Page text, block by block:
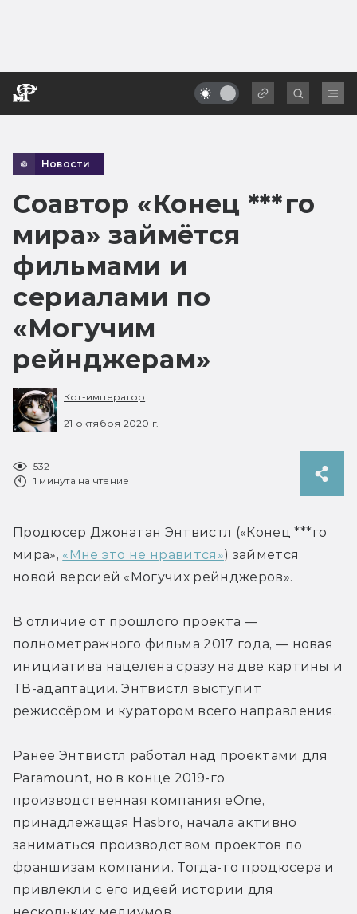
Новости
Соавтор «Конец ***го
мира» займётся
фильмами и
сериалами по
«Могучим
рейнджерам»
Кот-император
21 октября 2020 г.
532
1 минута на чтение
Продюсер Джонатан Энтвистл («Конец ***го
мира», «Мне это не нравится») займётся
новой версией «Могучих рейнджеров».
В отличие от прошлого проекта —
полнометражного фильма 2017 года, — новая
инициатива нацелена сразу на две картины и
ТВ-адаптации. Энтвистл выступит
режиссёром и куратором всего направления.
Ранее Энтвистл работал над проектами для
Paramount, но в конце 2019-го
производственная компания eOne,
принадлежащая Hasbro, начала активно
заниматься производством проектов по
франшизам компании. Тогда-то продюсера и
привлекли с его идеей истории для